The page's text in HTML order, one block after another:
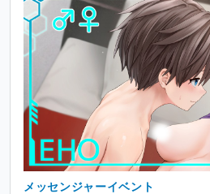
メッセンジャーイベント